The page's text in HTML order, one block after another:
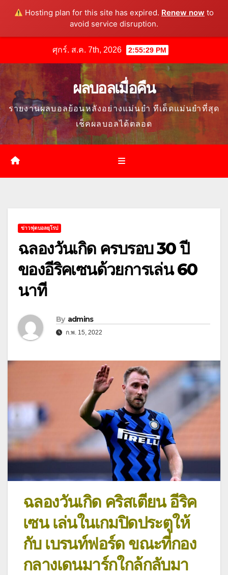
Hosting plan for this site has expired. Renew now to
avoid service disruption.
content
ศุกร์. ส.ค. 7th, 2026 2:55:30 PM
ผลบอลเมื่อคืน
รายงานผลบอลย้อนหลังอย่างแม่นยำ ทีเด็ดแม่นยำที่สุด
เช็คผลบอลได้ตลอด
ข่าวฟุตบอลยุโรป
ฉลองวันเกิด ครบรอบ 30 ปี
ของอีริคเซนด้วยการเล่น 60
นาที
By admins
ก.พ. 15, 2022
ฉลองวันเกิด คริสเตียน อีริค
เซน เล่นในเกมปิดประตูให้
กับ เบรนท์ฟอร์ด ขณะที่กอง
กลางเดนมาร์กใกล้กลับมา